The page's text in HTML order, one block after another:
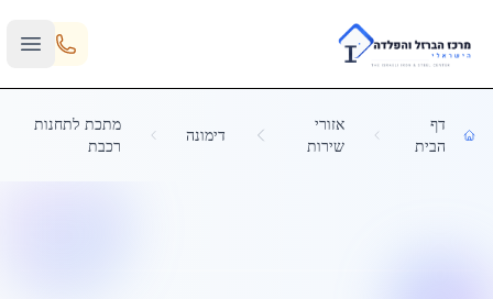
Skip to main content
דף
הבית
אזורי
שירות
דימונה
מתכת לתחנות
רכבת